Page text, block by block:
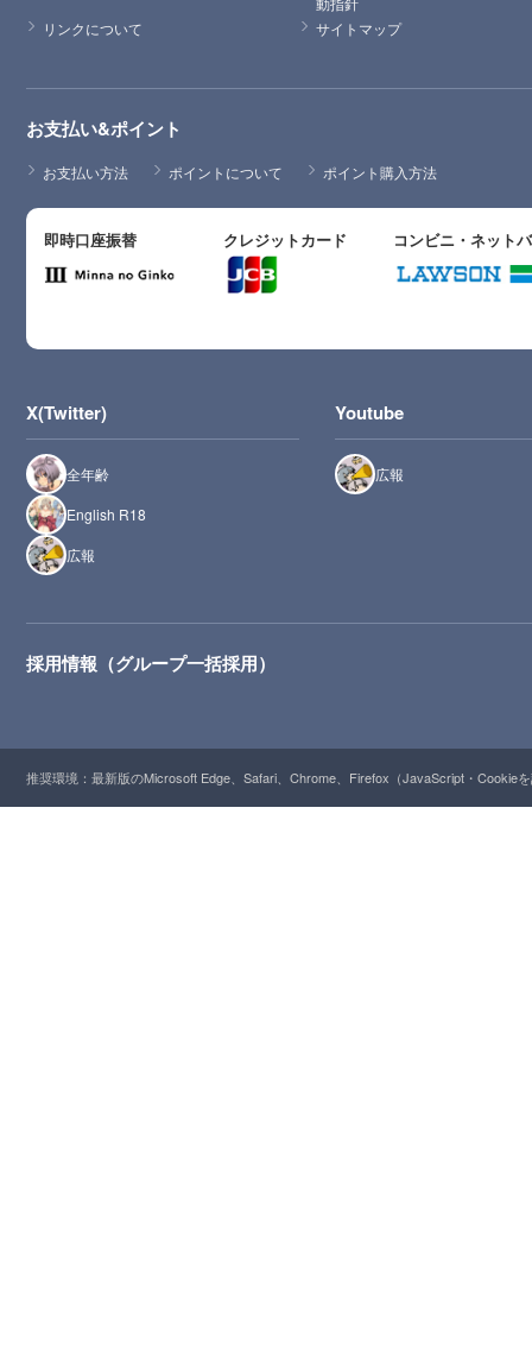
リンクについて
サイトマップ
お支払い&ポイント
お支払い方法 ポイントについて ポイント購入方法
即時口座振替 クレジットカード コンビニ・ネット
X(Twitter)
全年齢
English R18
広報
Youtube
広報
採用情報（グループ一括採用）
推奨環境：最新版のMicrosoft Edge、Safari、Chrome、Firefox（JavaScript・Cookie